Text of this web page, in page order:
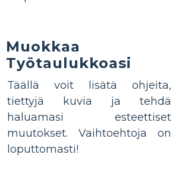
Muokkaa
Työtaulukkoasi
Täällä voit lisätä ohjeita,
tiettyjä kuvia ja tehdä
haluamasi esteettiset
muutokset. Vaihtoehtoja on
loputtomasti!